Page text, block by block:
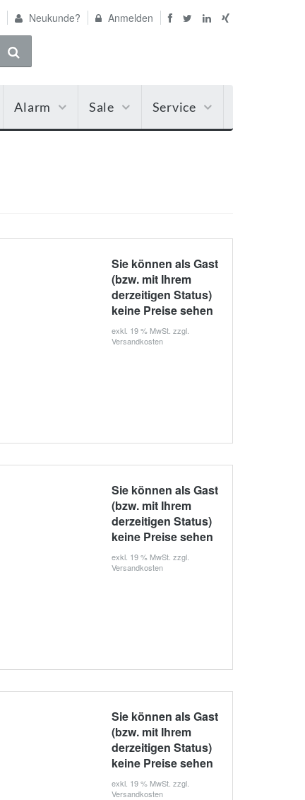
Neukunde? Anmelden
Alarm Sale Service
Sie können als Gast
(bzw. mit Ihrem
derzeitigen Status)
keine Preise sehen
exkl. 19 % MwSt. zzgl.
Versandkosten
Sie können als Gast
(bzw. mit Ihrem
derzeitigen Status)
keine Preise sehen
exkl. 19 % MwSt. zzgl.
Versandkosten
Sie können als Gast
(bzw. mit Ihrem
derzeitigen Status)
keine Preise sehen
exkl. 19 % MwSt. zzgl.
Versandkosten